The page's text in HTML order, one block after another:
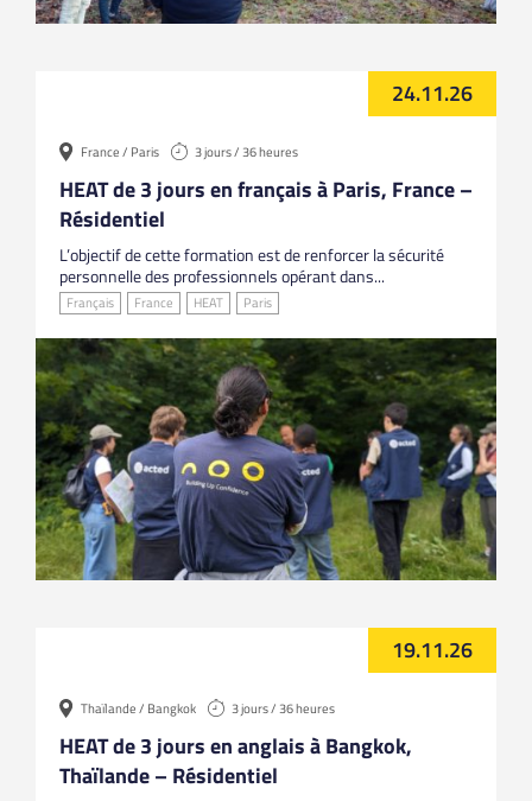
24.11.26
France / Paris 3 jours / 36 heures
HEAT de 3 jours en français à Paris, France –
Résidentiel
L’objectif de cette formation est de renforcer la sécurité
personnelle des professionnels opérant dans...
Français France HEAT Paris
19.11.26
Thaïlande / Bangkok 3 jours / 36 heures
HEAT de 3 jours en anglais à Bangkok,
Thaïlande – Résidentiel